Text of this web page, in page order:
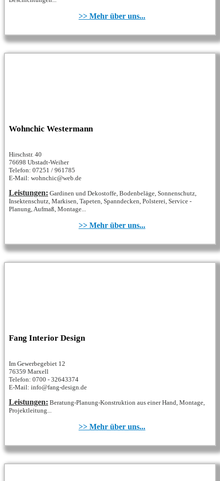
>> Mehr über uns...
Wohnchic Westermann
Hirschstr. 40
76698 Ubstadt-Weiher
Telefon: 07251 / 961785
E-Mail: wohnchic@web.de
Leistungen: Gardinen und Dekostoffe, Bodenbeläge, Sonnenschutz,
Insektenschutz, Markisen, Tapeten, Spanndecken, Polsterei, Service -
Planung, Aufmaß, Montage...
>> Mehr über uns...
Fang Interior Design
Im Gewerbegebiet 12
76359 Marxell
Telefon: 0700 - 32643374
E-Mail: info@fang-design.de
Leistungen: Beratung-Planung-Konstruktion aus einer Hand, Montage,
Projektleitung...
>> Mehr über uns...